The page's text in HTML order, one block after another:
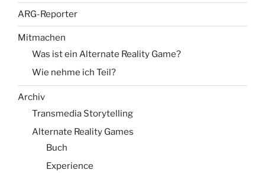
ARG-Reporter
Mitmachen
Was ist ein Alternate Reality Game?
Wie nehme ich Teil?
Archiv
Transmedia Storytelling
Alternate Reality Games
Buch
Experience